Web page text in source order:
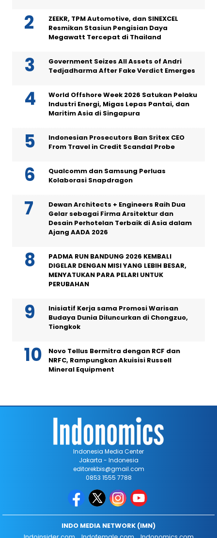
ZEEKR, TPM Automotive, dan SINEXCEL
Resmikan Stasiun Pengisian Daya
Megawatt Tercepat di Thailand
Government Seizes All Assets of Andri
Tedjadharma After Fake Verdict Emerges
World Offshore Week 2026 Satukan Pelaku
Industri Energi, Migas Lepas Pantai, dan
Maritim Asia di Singapura
Indonesian Prosecutors Ban Sritex CEO
From Travel in Credit Scandal Probe
Qualcomm dan Samsung Perluas
Kolaborasi Snapdragon
Dewan Architects + Engineers Raih Dua
Gelar sebagai Firma Arsitektur dan
Desain Perhotelan Terbaik di Asia dalam
Ajang AADA 2026
PADMA RUN BANDUNG 2026 KEMBALI
DIGELAR DENGAN MISI YANG LEBIH BESAR,
MENYATUKAN PARA PELARI UNTUK
PERUBAHAN
Inisiatif Kerja sama Promosi Warisan
Budaya Dunia Diluncurkan di Chongzuo,
Tiongkok
Novo Tellus Bermitra dengan RCF dan
NRFC, Rampungkan Akuisisi Russell
Mineral Equipment
Indonesia Media Center
Jakarta - Indonesia
editorekbis@gmail.com
0853 1555 7788
INDO MEDIA NETWORK (IMN)